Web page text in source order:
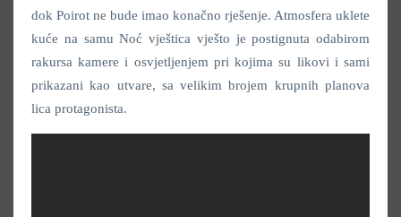
dok Poirot ne bude imao konačno rješenje. Atmosfera uklete
kuće na samu Noć vještica vješto je postignuta odabirom
rakursa kamere i osvjetljenjem pri kojima su likovi i sami
prikazani kao utvare, sa velikim brojem krupnih planova
lica protagonista.